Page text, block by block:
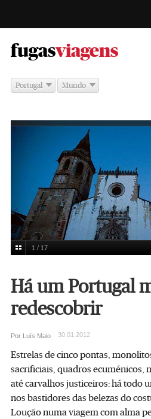
fugas -
viagens
Portugal Mundo
Tomar. Igreja de São João Baptista. Miguel
1 / 17
Há um Portugal
redescobrir
Por Luís Maio 30.01.2012
Estrelas de cinco pontas,
sacrificiais, quadros ecuménicos,
até carvalhos justiceiros: há todo
nos bastidores das belezas do
Loução numa viagem com alma